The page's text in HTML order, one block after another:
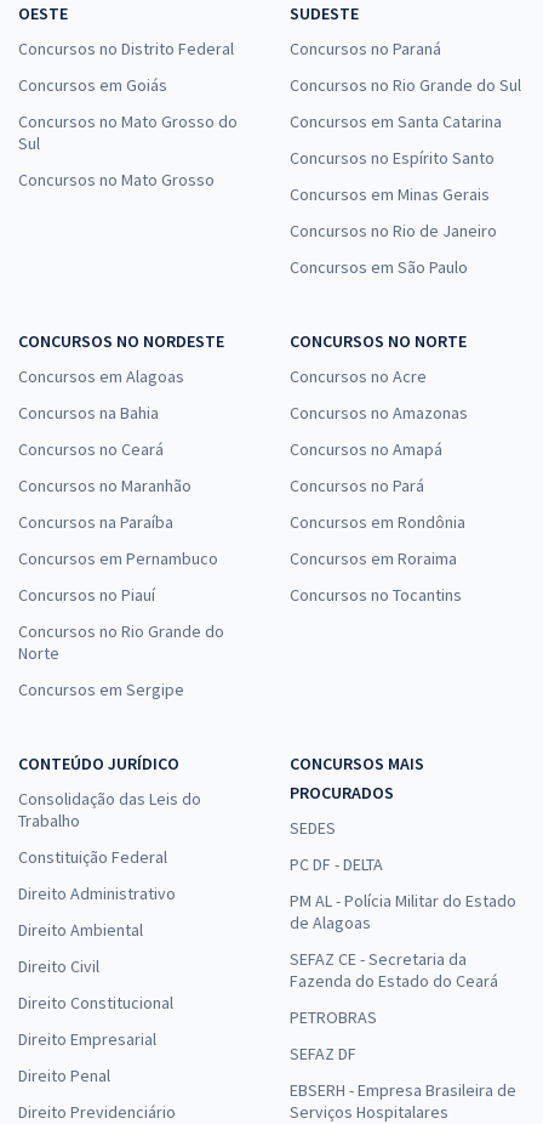
OESTE
Concursos no Distrito Federal
Concursos em Goiás
Concursos no Mato Grosso do
Sul
Concursos no Mato Grosso
SUDESTE
Concursos no Paraná
Concursos no Rio Grande do Sul
Concursos em Santa Catarina
Concursos no Espírito Santo
Concursos em Minas Gerais
Concursos no Rio de Janeiro
Concursos em São Paulo
CONCURSOS NO NORDESTE
Concursos em Alagoas
Concursos na Bahia
Concursos no Ceará
Concursos no Maranhão
Concursos na Paraíba
Concursos em Pernambuco
Concursos no Piauí
Concursos no Rio Grande do
Norte
Concursos em Sergipe
CONCURSOS NO NORTE
Concursos no Acre
Concursos no Amazonas
Concursos no Amapá
Concursos no Pará
Concursos em Rondônia
Concursos em Roraima
Concursos no Tocantins
CONTEÚDO JURÍDICO
Consolidação das Leis do
Trabalho
Constituição Federal
Direito Administrativo
Direito Ambiental
Direito Civil
Direito Constitucional
Direito Empresarial
Direito Penal
Direito Previdenciário
CONCURSOS MAIS
PROCURADOS
SEDES
PC DF - DELTA
PM AL - Polícia Militar do Estado
de Alagoas
SEFAZ CE - Secretaria da
Fazenda do Estado do Ceará
PETROBRAS
SEFAZ DF
EBSERH - Empresa Brasileira de
Serviços Hospitalares